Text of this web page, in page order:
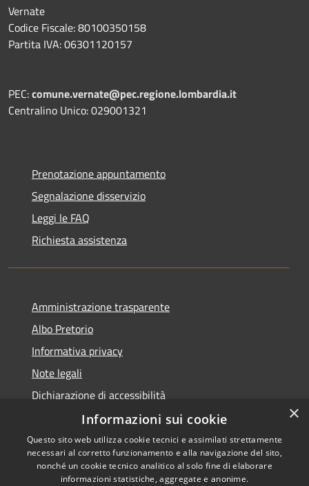
Vernate
Codice Fiscale: 80100350158
Partita IVA: 06301120157
PEC:comune.vernate@pec.regione.lombardia.it
Centralino Unico: 029001321
Prenotazione appuntamento
Segnalazione disservizio
Leggi le FAQ
Richiesta assistenza
Amministrazione trasparente
Albo Pretorio
Informativa privacy
Note legali
Dichiarazione di accessibilità
Accessibilità
×
Informazioni sui cookie
Questo sito web utilizza cookie tecnici e assimilati strettamente
necessari al corretto funzionamento e alla navigazione del sito,
nonché un cookie tecnico analitico al solo fine di elaborare
informazioni statistiche, aggregate e anonime.